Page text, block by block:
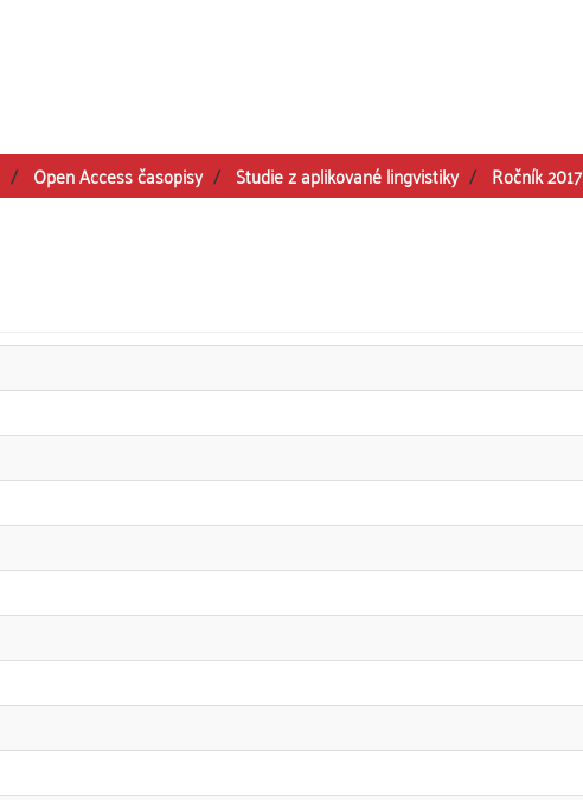
Open Access časopisy Studie z aplikované lingvistiky Ročník 2017